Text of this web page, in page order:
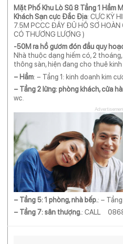
Mặt Phố Khu Lò Sũ 8 Tầng 1 Hầm
Khách Sạn cực Đắc Địa: CỰC KỲ
7.5M PCCC ĐẦY ĐỦ HỒ SƠ HOÀN
CÓ THƯƠNG LƯỢNG )
-50M ra hồ gươm đón đầu quy
Nhà thuộc dạng hiếm có, 2
thông sàn, hiện đang cho thuê
– Hầm: – Tầng 1: kinh doanh kim
– Tầng 2 lửng: phòng khách, cửa
wc.
– Tầng 5: 1 phòng, nhà bếp.: –
– Tầng 7: sân thượng.: CALL